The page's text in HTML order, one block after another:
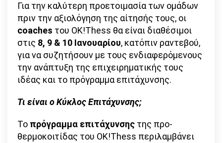
Για την καλύτερη προετοιμασία των ομάδων
πριν την αξιολόγηση της αίτησής τους, οι
coaches του OK!Thess θα είναι διαθέσιμοι
στις 8, 9 & 10 Ιανουαρίου, κατόπιν ραντεβού,
για να συζητήσουν με τους ενδιαφερόμενους
την ανάπτυξη της επιχειρηματικής τους
ιδέας και το πρόγραμμα επιτάχυνσης.
Τι είναι ο Κύκλος Επιτάχυνσης;
Το πρόγραμμα επιτάχυνσης της προ-
θερμοκοιτίδας του ΟΚ!Τhess περιλαμβάνει